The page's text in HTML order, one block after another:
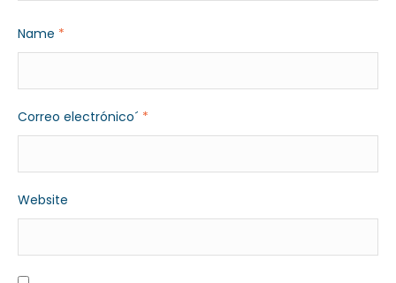
Name *
Correo electrónico´ *
Website